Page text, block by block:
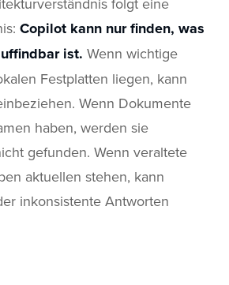
Copilot kann nur finden, was
ist. Wenn wichtige
Festplatten liegen, kann
Wenn Dokumente
haben, werden sie
gefunden. Wenn veraltete
aktuellen stehen, kann
inkonsistente Antworten